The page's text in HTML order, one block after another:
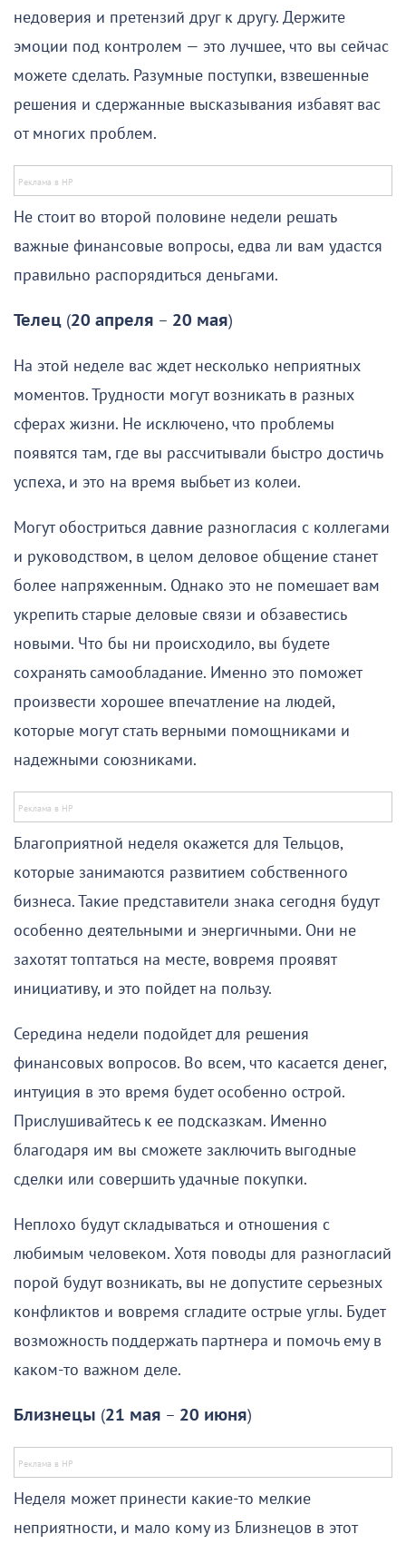
недоверия и претензий друг к другу. Держите
эмоции под контролем — это лучшее, что вы сейчас
можете сделать. Разумные поступки, взвешенные
решения и сдержанные высказывания избавят вас
от многих проблем.
Не стоит во второй половине недели решать
важные финансовые вопросы, едва ли вам удастся
правильно распорядиться деньгами.
Телец (20 апреля – 20 мая)
На этой неделе вас ждет несколько неприятных
моментов. Трудности могут возникать в разных
сферах жизни. Не исключено, что проблемы
появятся там, где вы рассчитывали быстро достичь
успеха, и это на время выбьет из колеи.
Могут обостриться давние разногласия с коллегами
и руководством, в целом деловое общение станет
более напряженным. Однако это не помешает вам
укрепить старые деловые связи и обзавестись
новыми. Что бы ни происходило, вы будете
сохранять самообладание. Именно это поможет
произвести хорошее впечатление на людей,
которые могут стать верными помощниками и
надежными союзниками.
Благоприятной неделя окажется для Тельцов,
которые занимаются развитием собственного
бизнеса. Такие представители знака сегодня будут
особенно деятельными и энергичными. Они не
захотят топтаться на месте, вовремя проявят
инициативу, и это пойдет на пользу.
Середина недели подойдет для решения
финансовых вопросов. Во всем, что касается денег,
интуиция в это время будет особенно острой.
Прислушивайтесь к ее подсказкам. Именно
благодаря им вы сможете заключить выгодные
сделки или совершить удачные покупки.
Неплохо будут складываться и отношения с
любимым человеком. Хотя поводы для разногласий
порой будут возникать, вы не допустите серьезных
конфликтов и вовремя сгладите острые углы. Будет
возможность поддержать партнера и помочь ему в
каком-то важном деле.
Близнецы (21 мая – 20 июня)
Неделя может принести какие-то мелкие
неприятности, и мало кому из Близнецов в этот